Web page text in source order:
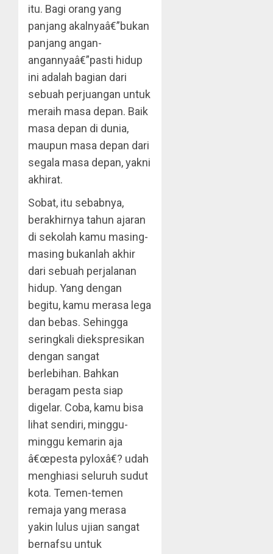
itu. Bagi orang yang
panjang akalnyaâ€”bukan
panjang angan-
angannyaâ€”pasti hidup
ini adalah bagian dari
sebuah perjuangan untuk
meraih masa depan. Baik
masa depan di dunia,
maupun masa depan dari
segala masa depan, yakni
akhirat.
Sobat, itu sebabnya,
berakhirnya tahun ajaran
di sekolah kamu masing-
masing bukanlah akhir
dari sebuah perjalanan
hidup. Yang dengan
begitu, kamu merasa lega
dan bebas. Sehingga
seringkali diekspresikan
dengan sangat
berlebihan. Bahkan
beragam pesta siap
digelar. Coba, kamu bisa
lihat sendiri, minggu-
minggu kemarin aja
â€œpesta pyloxâ€? udah
menghiasi seluruh sudut
kota. Temen-temen
remaja yang merasa
yakin lulus ujian sangat
bernafsu untuk